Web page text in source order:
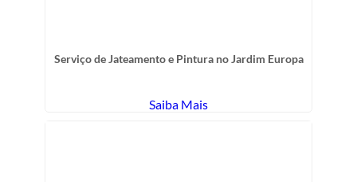
Serviço de Jateamento e Pintura no Jardim Europa
Saiba Mais